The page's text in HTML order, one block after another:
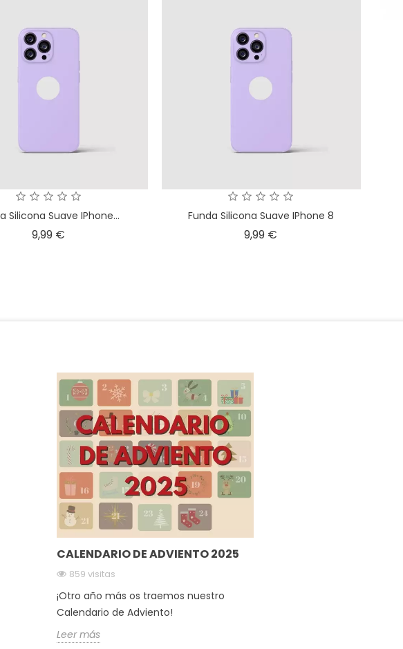
Silicona Suave IPhone...
9,99 €Precio
Funda Silicona Suave IPhone 8
9,99 €
CALENDARIO DE ADVIENTO 2025
859 visitas
¡Otro año más os traemos nuestro
Calendario de Adviento!
Leer más